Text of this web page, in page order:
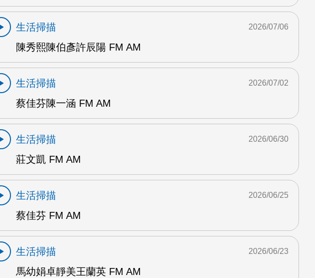
生活掃描
陳秀熙陳伯彥許辰陽 FM AM
2026/07/06
生活掃描
蔡佳芬陳一涵 FM AM
2026/07/02
生活掃描
莊文凱 FM AM
2026/06/30
生活掃描
蔡佳芬 FM AM
2026/06/25
生活掃描
馬幼娟卓靜美王蘭英 FM AM
2026/06/23